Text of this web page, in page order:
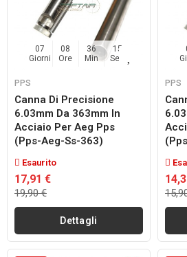
07
Giorni
08
Ore
36
Min
14
Sec
PPS
Canna Di Precisione
6.03mm Da 363mm In
Acciaio Per Aeg Pps
(pps-Aeg-Ss-363)
Esaurito
17,91 €
19,90 €
Dettagli
PPS